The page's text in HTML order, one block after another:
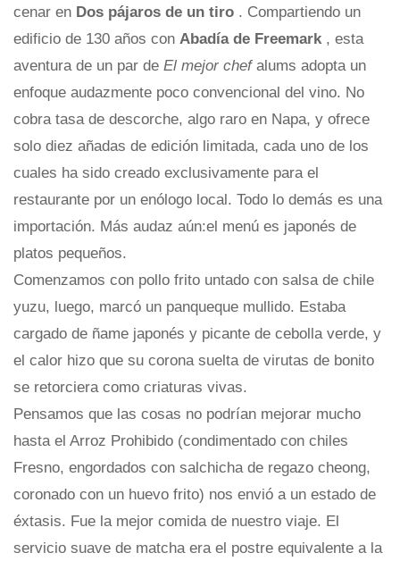
cenar en Dos pájaros de un tiro . Compartiendo un
edificio de 130 años con Abadía de Freemark , esta
aventura de un par de El mejor chef alums adopta un
enfoque audazmente poco convencional del vino. No
cobra tasa de descorche, algo raro en Napa, y ofrece
solo diez añadas de edición limitada, cada uno de los
cuales ha sido creado exclusivamente para el
restaurante por un enólogo local. Todo lo demás es una
importación. Más audaz aún:el menú es japonés de
platos pequeños.
Comenzamos con pollo frito untado con salsa de chile
yuzu, luego, marcó un panqueque mullido. Estaba
cargado de ñame japonés y picante de cebolla verde, y
el calor hizo que su corona suelta de virutas de bonito
se retorciera como criaturas vivas.
Pensamos que las cosas no podrían mejorar mucho
hasta el Arroz Prohibido (condimentado con chiles
Fresno, engordados con salchicha de regazo cheong,
coronado con un huevo frito) nos envió a un estado de
éxtasis. Fue la mejor comida de nuestro viaje. El
servicio suave de matcha era el postre equivalente a la